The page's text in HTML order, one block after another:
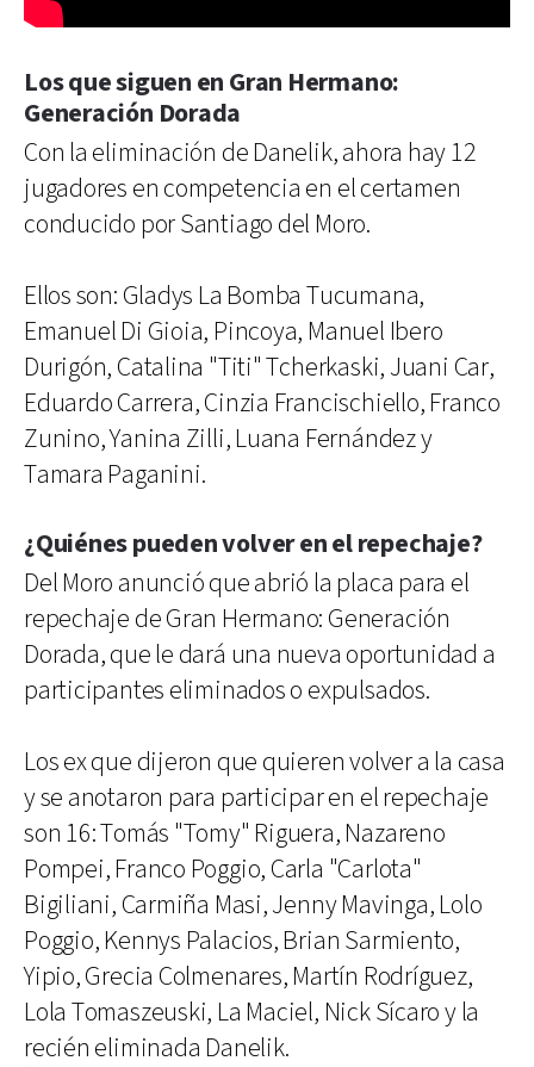
Los que siguen en Gran Hermano:
Generación Dorada
Con la eliminación de Danelik, ahora hay 12
jugadores en competencia en el certamen
conducido por Santiago del Moro.
Ellos son: Gladys La Bomba Tucumana,
Emanuel Di Gioia, Pincoya, Manuel Ibero
Durigón, Catalina "Titi" Tcherkaski, Juani Car,
Eduardo Carrera, Cinzia Francischiello, Franco
Zunino, Yanina Zilli, Luana Fernández y
Tamara Paganini.
¿Quiénes pueden volver en el repechaje?
Del Moro anunció que abrió la placa para el
repechaje de Gran Hermano: Generación
Dorada, que le dará una nueva oportunidad a
participantes eliminados o expulsados.
Los ex que dijeron que quieren volver a la casa
y se anotaron para participar en el repechaje
son 16: Tomás "Tomy" Riguera, Nazareno
Pompei, Franco Poggio, Carla "Carlota"
Bigiliani, Carmiña Masi, Jenny Mavinga, Lolo
Poggio, Kennys Palacios, Brian Sarmiento,
Yipio, Grecia Colmenares, Martín Rodríguez,
Lola Tomaszeuski, La Maciel, Nick Sícaro y la
recién eliminada Danelik.